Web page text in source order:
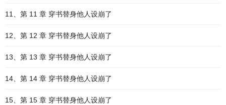
11、第 11 章 穿书替身他人设崩了
12、第 12 章 穿书替身他人设崩了
13、第 13 章 穿书替身他人设崩了
14、第 14 章 穿书替身他人设崩了
15、第 15 章 穿书替身他人设崩了